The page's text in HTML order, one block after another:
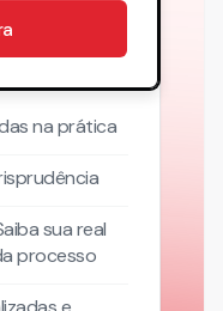
na prática
sua real
processo